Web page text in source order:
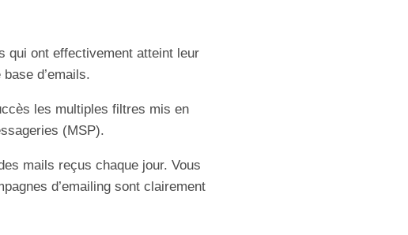
qui ont effectivement atteint leur
d’emails.
les multiples filtres mis en
(MSP).
mails reçus chaque jour. Vous
d’emailing sont clairement